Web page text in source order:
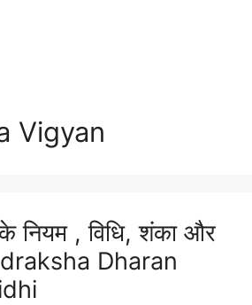
Vigyan
के नियम , विधि, शंका और
Dharan